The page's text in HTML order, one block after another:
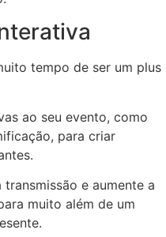
tempo de ser um plus
ao seu evento, como
para criar
e aumente a
muito além de um